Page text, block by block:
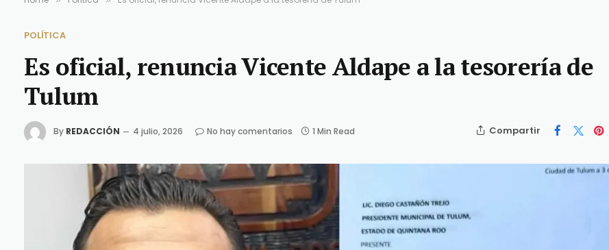
POLÍTICA
Es oficial, renuncia Vicente Aldape a la tesorería de
Tulum
By REDACCIÓN 4 julio, 2026 No hay comentarios 1 Min Read Compartir